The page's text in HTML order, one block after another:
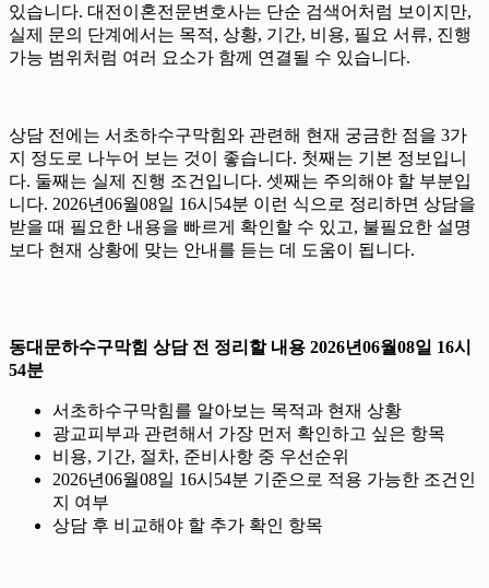
있습니다. 대전이혼전문변호사는 단순 검색어처럼 보이지만,
실제 문의 단계에서는 목적, 상황, 기간, 비용, 필요 서류, 진행
가능 범위처럼 여러 요소가 함께 연결될 수 있습니다.
상담 전에는 서초하수구막힘와 관련해 현재 궁금한 점을 3가
지 정도로 나누어 보는 것이 좋습니다. 첫째는 기본 정보입니
다. 둘째는 실제 진행 조건입니다. 셋째는 주의해야 할 부분입
니다. 2026년06월08일 16시54분 이런 식으로 정리하면 상담을
받을 때 필요한 내용을 빠르게 확인할 수 있고, 불필요한 설명
보다 현재 상황에 맞는 안내를 듣는 데 도움이 됩니다.
동대문하수구막힘 상담 전 정리할 내용 2026년06월08일 16시
54분
서초하수구막힘를 알아보는 목적과 현재 상황
광교피부과 관련해서 가장 먼저 확인하고 싶은 항목
비용, 기간, 절차, 준비사항 중 우선순위
2026년06월08일 16시54분 기준으로 적용 가능한 조건인
지 여부
상담 후 비교해야 할 추가 확인 항목